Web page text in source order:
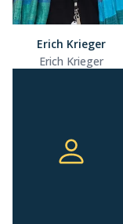
Erich Krieger
Erich Krieger